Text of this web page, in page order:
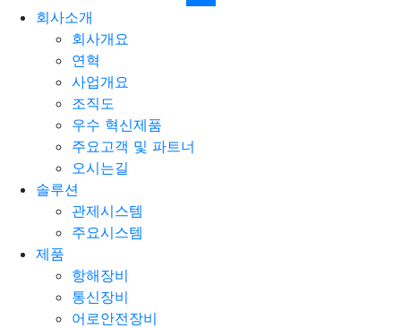
회사소개
회사개요
연혁
사업개요
조직도
우수 혁신제품
주요고객 및 파트너
오시는길
솔루션
관제시스템
주요시스템
제품
항해장비
통신장비
어로안전장비